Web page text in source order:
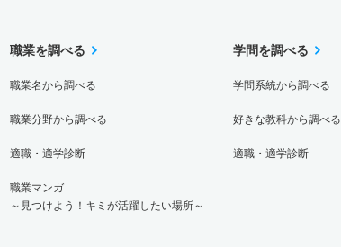
職業を調べる
職業名から調べる
職業分野から調べる
適職・適学診断
職業マンガ
～見つけよう！キミが活躍したい場所～
学問を調べる
学問系統から調べる
好きな教科から調べる
適職・適学診断